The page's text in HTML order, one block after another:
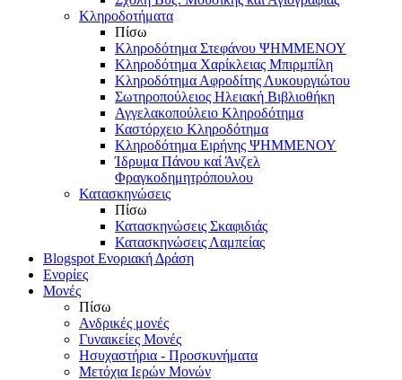
Κληροδοτήματα
Πίσω
Κληροδότημα Στεφάνου ΨΗΜΜΕΝΟΥ
Κληροδότημα Χαρίκλειας Μπιρμπίλη
Κληροδότημα Αφροδίτης Λυκουργιώτου
Σωτηροπούλειος Ηλειακή Βιβλιοθήκη
Αγγελακοπούλειο Κληροδότημα
Καστόρχειο Κληροδότημα
Κληροδότημα Ειρήνης ΨΗΜΜΕΝΟΥ
Ίδρυμα Πάνου καί Άνζελ
Φραγκοδημητρόπουλου
Κατασκηνώσεις
Πίσω
Κατασκηνώσεις Σκαφιδιάς
Κατασκηνώσεις Λαμπείας
Blogspot Ενοριακή Δράση
Ενορίες
Μονές
Πίσω
Ανδρικές μονές
Γυναικείες Μονές
Ησυχαστήρια - Προσκυνήματα
Μετόχια Ιερών Μονών